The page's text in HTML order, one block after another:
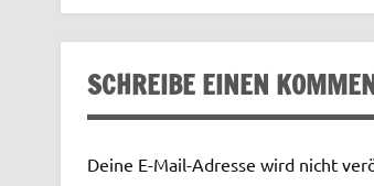
SCHREIBE EINEN
Deine E-Mail-Adresse wird nicht